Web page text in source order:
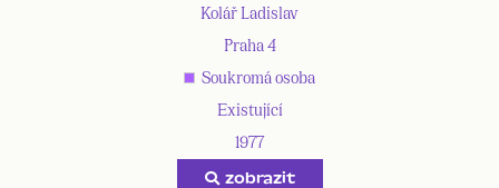
Kolář Ladislav
Praha 4
Soukromá osoba
Existující
1977
zobrazit